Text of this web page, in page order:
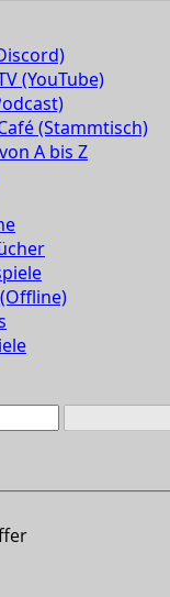
(YouTube)
(Stammtisch)
A bis Z